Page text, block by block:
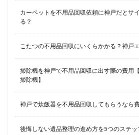
カーペットを不用品回収依頼に神戸だとサ
る？
こたつの不用品回収にいくらかかる？神戸
掃除機を神戸で不用品回収に出す際の費用
掃除機】
神戸で炊飯器を不用品回収してもらうなら
後悔しない遺品整理の進め方を5つのステッ